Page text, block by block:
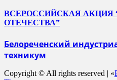
ВСЕРОССИЙСКАЯ
ОТЕЧЕСТВА”
Белореченский
техникум
Copyright © All rights reserved | «